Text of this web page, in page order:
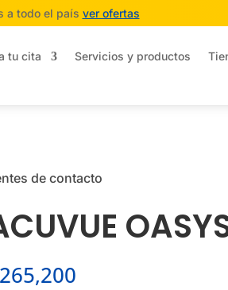
a todo el país ver ofertas
tu cita Servicios y productos
de contacto
265,200